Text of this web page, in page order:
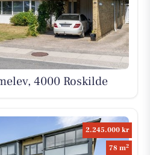
4000 Roskilde
2.245.000 kr
78 m2